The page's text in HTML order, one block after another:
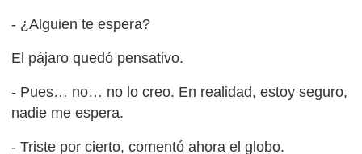
- ¿Alguien te espera?
El pájaro quedó pensativo.
- Pues… no… no lo creo. En realidad, estoy seguro,
nadie me espera.
- Triste por cierto, comentó ahora el globo.